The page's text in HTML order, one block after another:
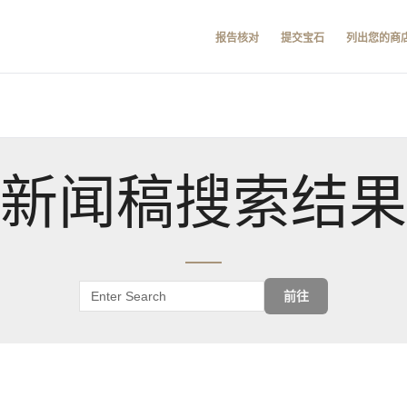
报告核对 提交宝石 列出您的商
新闻稿搜索结果
前往